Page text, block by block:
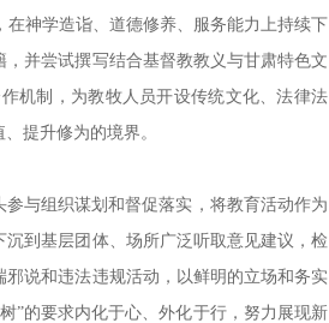
神学造诣、道德修养、服务能力上持续下
并尝试撰写结合基督教教义与甘肃特色文
机制，为教牧人员开设传统文化、法律法
提升修为的境界。
与组织谋划和督促落实，将教育活动作为
到基层团体、场所广泛听取意见建议，检
说和违法违规活动，以鲜明的立场和务实
”的要求内化于心、外化于行，努力展现新